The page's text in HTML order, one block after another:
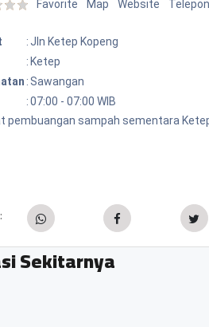
Favorite Map Website Telepon
: Jln Ketep Kopeng
: Ketep
: Sawangan
:07:00 - 07:00 WIB
pembuangan sampah sementara
Sekitarnya